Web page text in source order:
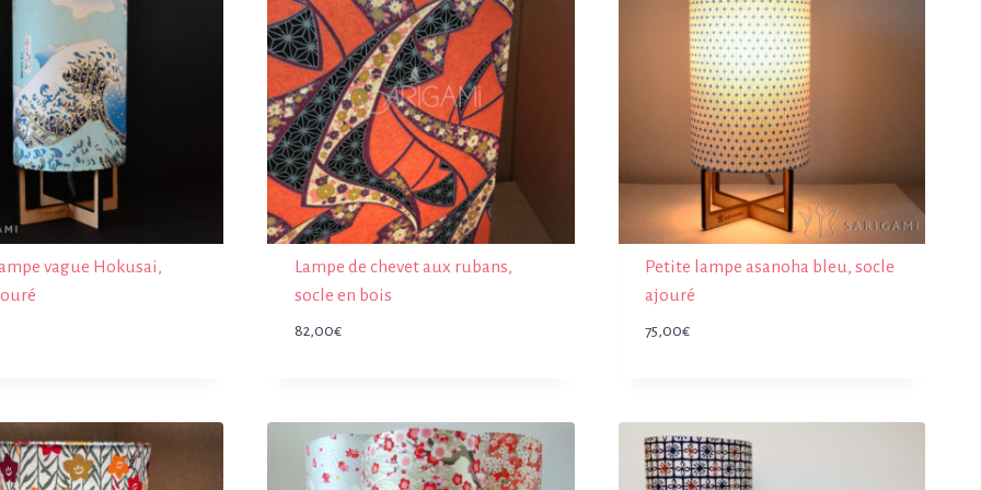
vague Hokusai,
Lampe de chevet aux rubans,
socle en bois
82,00€
Petite lampe asanoha bleu, socle
ajouré
75,00€